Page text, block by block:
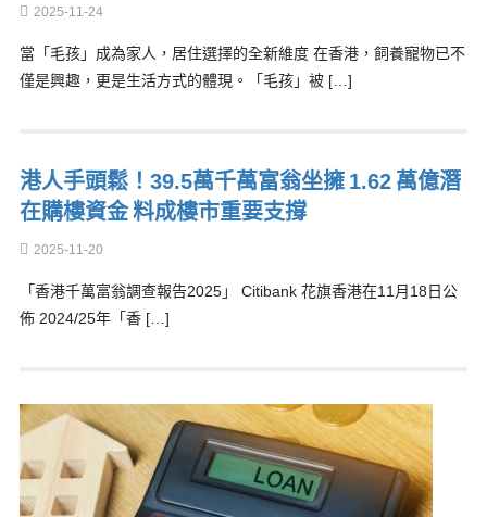
2025-11-24
當「毛孩」成為家人，居住選擇的全新維度 在香港，飼養寵物已不
僅是興趣，更是生活方式的體現。「毛孩」被 […]
港人手頭鬆！39.5萬千萬富翁坐擁 1.62 萬億潛
在購樓資金 料成樓市重要支撐
2025-11-20
「香港千萬富翁調查報告2025」 Citibank 花旗香港在11月18日公
佈 2024/25年「香 […]